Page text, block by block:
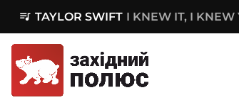
queue_music TAYLOR SWIFT I KNEW IT, I KNEW